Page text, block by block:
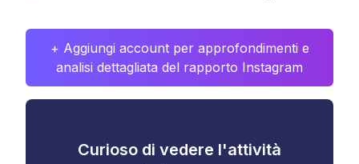
+ Aggiungi account per approfondimenti e
analisi dettagliata del rapporto Instagram
Curioso di vedere l'attività